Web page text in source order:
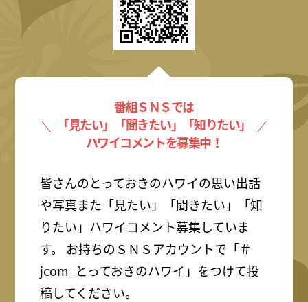
番組ＳＮＳでは
「見たい」「聞きたい」「知りたい」
ハワイコメントを募集中！
皆さんのとっておきのハワイの思い出話
や写真また「見たい」「聞きたい」「知
りたい」ハワイコメント募集していま
す。 お持ちのＳＮＳアカウントで「＃
jcom_とっておきのハワイ」をつけて投
稿してください。